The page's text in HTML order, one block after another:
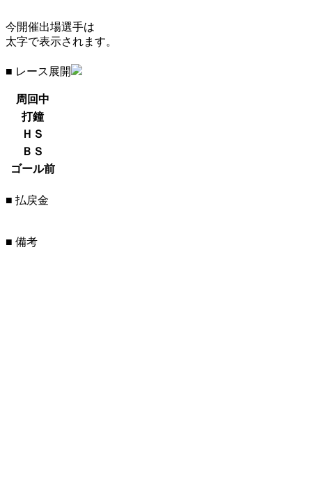
今開催出場選手は
太字で表示されます。
■ レース展開
周回中
打鐘
ＨＳ
ＢＳ
ゴール前
■ 払戻金
■ 備考